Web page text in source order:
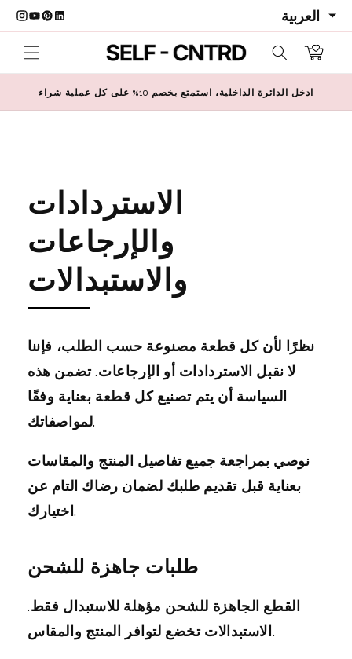
تخطي إلى
التسوق
ادخل الدائرة الداخلية، استمتع بخصم 10% على كل عملية شراء
الاستردادات
والإرجاعات
والاستبدالات
نظرًا لأن كل قطعة مصنوعة حسب الطلب، فإننا
لا نقبل الاستردادات أو الإرجاعات. تضمن هذه
السياسة أن يتم تصنيع كل قطعة بعناية وفقًا
لمواصفاتك.
نوصي بمراجعة جميع تفاصيل المنتج والمقاسات
بعناية قبل تقديم طلبك لضمان رضاك التام عن
اختيارك.
طلبات جاهزة للشحن
القطع الجاهزة للشحن مؤهلة للاستبدال فقط.
الاستبدالات تخضع لتوافر المنتج والمقاس.